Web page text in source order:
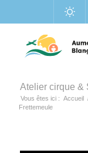
Atelier cirque &
Vous êtes ici : Accueil
Frettemeule